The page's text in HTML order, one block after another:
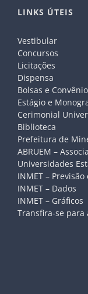
LINKS ÚTEIS
Vestibular
Concursos
Licitações
Dispensa
Bolsas e
Estágio e
Cerimonial
Biblioteca
Prefeitura de
ABRUEM –
Universidades
INMET –
INMET – Dados
INMET – Gráficos
Transfira-se para